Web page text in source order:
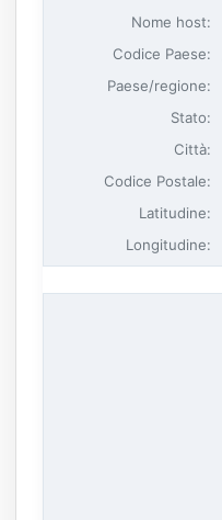
Nome host:
Codice Paese:
Paese/regione:
Stato:
Città:
Codice Postale:
Latitudine:
Longitudine: